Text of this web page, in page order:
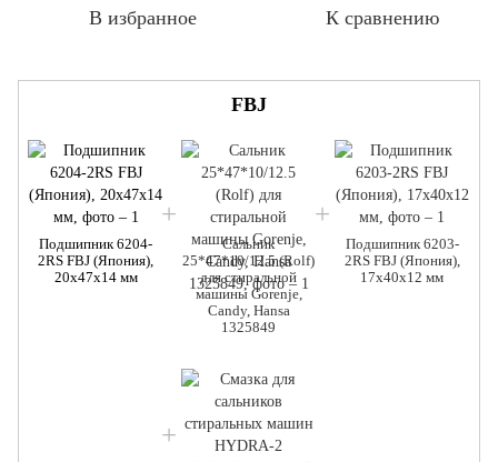
В избранное К сравнению
FBJ
Подшипник 6204-
2RS FBJ (Япония),
20x47x14 мм
Сальник
25*47*10/12.5 (Rolf)
для стиральной
машины Gorenje,
Candy, Hansa
1325849
Подшипник 6203-
2RS FBJ (Япония),
17x40x12 мм